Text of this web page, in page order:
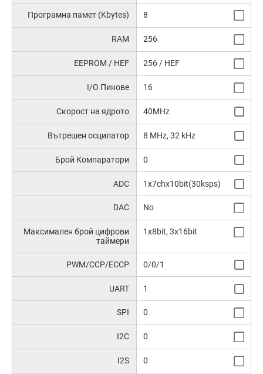
Програмна памет (Kbytes) 8
RAM 256
EEPROM / HEF 256 / HEF
I/O Пинове 16
Скорост на ядрото 40MHz
Вътрешен осцилатор 8 MHz, 32 kHz
Брой Компаратори 0
ADC 1x7chx10bit(30ksps)
DAC No
Максимален брой цифрови
таймери
1x8bit, 3x16bit
PWM/CCP/ECCP 0/0/1
UART 1
SPI 0
I2C 0
I2S 0